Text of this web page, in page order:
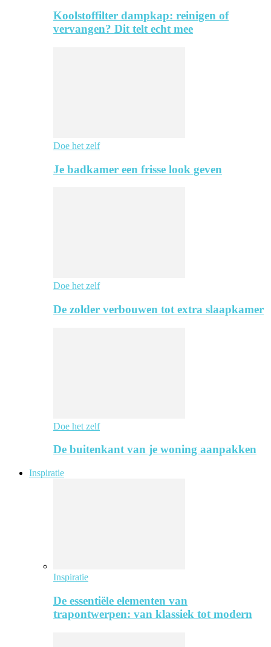
Koolstoffilter dampkap: reinigen of
vervangen? Dit telt echt mee
Doe het zelf
Je badkamer een frisse look geven
Doe het zelf
De zolder verbouwen tot extra slaapkamer
Doe het zelf
De buitenkant van je woning aanpakken
Inspiratie
Inspiratie
De essentiële elementen van
trapontwerpen: van klassiek tot modern